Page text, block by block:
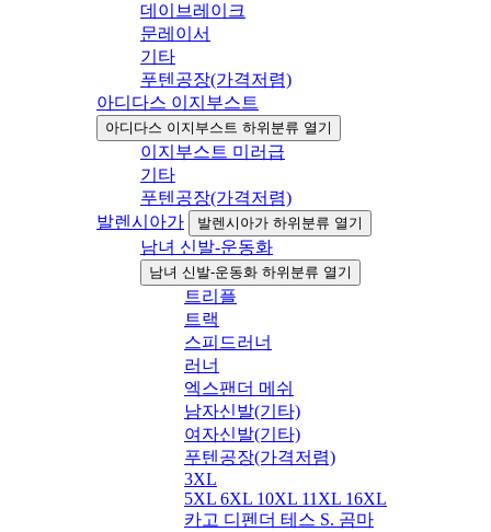
데이브레이크
문레이서
기타
푸텐공장(가격저렴)
아디다스 이지부스트
아디다스 이지부스트 하위분류 열기
이지부스트 미러급
기타
푸텐공장(가격저렴)
발렌시아가
발렌시아가 하위분류 열기
남녀 신발-운동화
남녀 신발-운동화 하위분류 열기
트리플
트랙
스피드러너
러너
엑스팬더 메쉬
남자신발(기타)
여자신발(기타)
푸텐공장(가격저렴)
3XL
5XL 6XL 10XL 11XL 16XL
카고 디펜더 테스 S. 곰마